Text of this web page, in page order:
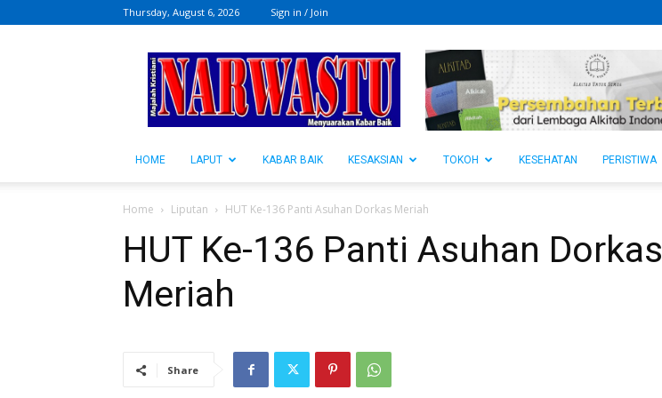
Thursday, August 6, 2026 Sign in / Join
NARWASTU.ID
HOME LAPUT KABAR BAIK KESAKSIAN TOKOH KESEHATAN PERISTIWA
Home Liputan HUT Ke-136 Panti Asuhan Dorkas Meriah
HUT Ke-136 Panti Asuhan Dorkas
Meriah
Share